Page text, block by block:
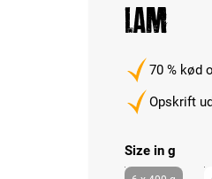
Lam
70 % kød
Opskrift
Select
Size in g